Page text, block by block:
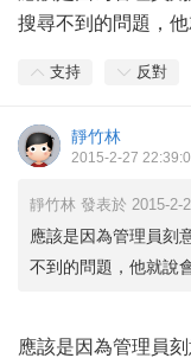
搜尋不到的問題，
支持 反對
靜竹林
2015-2-27
靜竹林 發表於 2015-2-
應該是因為管理員刻
不到的問題，他就說
應該是因為管理員